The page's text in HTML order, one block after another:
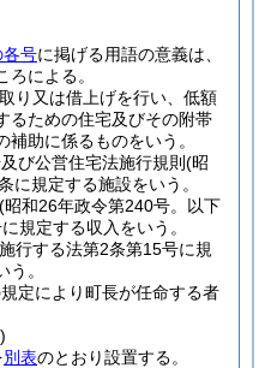
各号に掲げる用語の意義は、
ろによる。
り又は借上げを行い、低額
るための住宅及びその附帯
助に係るものをいう。
び公営住宅法施行規則 (昭
に規定する施設をいう。
(昭和26年政令第240号。以下
規定する収入をいう。
行する法第2条第15号に規
。
定により町長が任命する者
別表のとおり設置する。